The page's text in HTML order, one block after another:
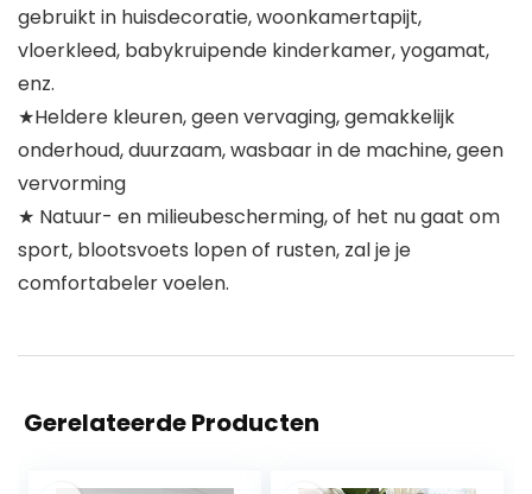
gebruikt in huisdecoratie, woonkamertapijt,
vloerkleed, babykruipende kinderkamer, yogamat,
enz.
★Heldere kleuren, geen vervaging, gemakkelijk
onderhoud, duurzaam, wasbaar in de machine, geen
vervorming
★ Natuur- en milieubescherming, of het nu gaat om
sport, blootsvoets lopen of rusten, zal je je
comfortabeler voelen.
Gerelateerde Producten